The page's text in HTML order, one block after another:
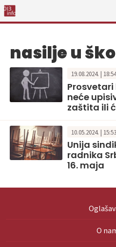
nasilje u
19.08.2024. | 18:54
Prosvetari
neće
zaštita ili
10.05.2024. | 15:53
Unija
radnika
16. maja
O